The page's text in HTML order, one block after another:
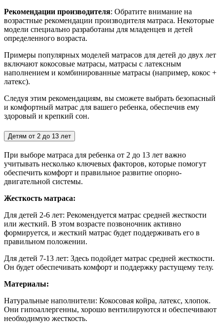
Рекомендации производителя: Обратите внимание на
возрастные рекомендации производителя матраса. Некоторые
модели специально разработаны для младенцев и детей
определенного возраста.
Примеры популярных моделей матрасов для детей до двух лет
включают кокосовые матрасы, матрасы с латексным
наполнением и комбинированные матрасы (например, кокос +
латекс).
Следуя этим рекомендациям, вы сможете выбрать безопасный
и комфортный матрас для вашего ребенка, обеспечив ему
здоровый и крепкий сон.
Детям от 2 до 13 лет
При выборе матраса для ребенка от 2 до 13 лет важно
учитывать несколько ключевых факторов, которые помогут
обеспечить комфорт и правильное развитие опорно-
двигательной системы.
Жесткость матраса:
Для детей 2-6 лет: Рекомендуется матрас средней жесткости
или жесткий. В этом возрасте позвоночник активно
формируется, и жесткий матрас будет поддерживать его в
правильном положении.
Для детей 7-13 лет: Здесь подойдет матрас средней жесткости.
Он будет обеспечивать комфорт и поддержку растущему телу.
Материалы:
Натуральные наполнители: Кокосовая койра, латекс, хлопок.
Они гипоаллергенны, хорошо вентилируются и обеспечивают
необходимую жесткость.